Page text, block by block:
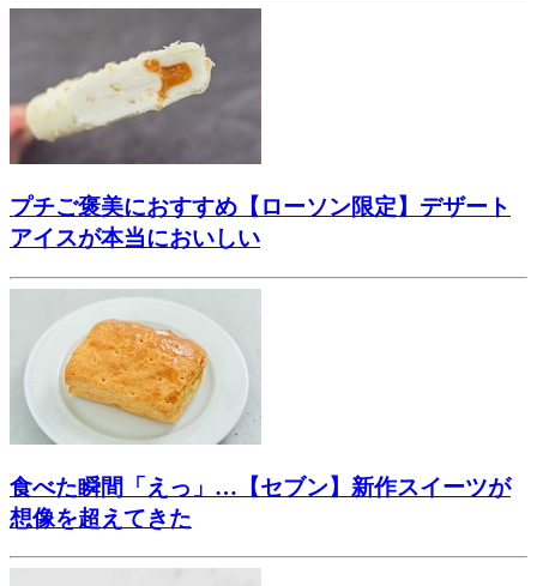
プチご褒美におすすめ【ローソン限定】デザート
アイスが本当においしい
食べた瞬間「えっ」…【セブン】新作スイーツが
想像を超えてきた